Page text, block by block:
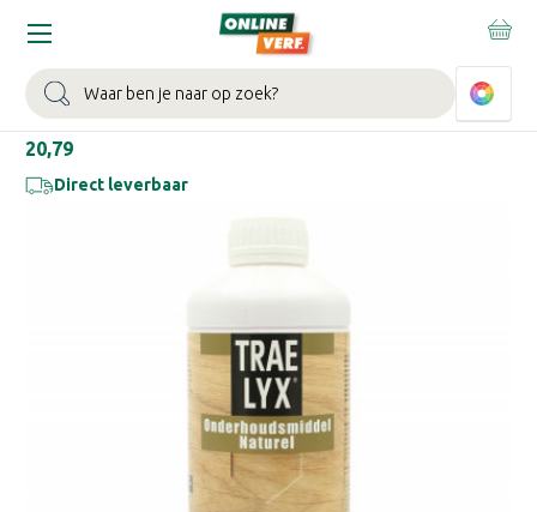
Zoeken
Home Schildersbenodigdheden Vloer- en meubelonderhoud
TRAE LYX ONDERHOUDSMIDDEL
NATUREL
€20,79
Direct leverbaar